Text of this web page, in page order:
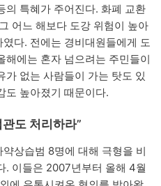
의 특혜가 주어진다. 화폐 교환
어느 해보다 도강 위험이 높아
다. 전에는 경비대원들에게 도
해에는 혼자 넘으려는 주민들이
가 없는 사람들이 가는 탓도 있
도 높아졌기 때문이다.
도 처리하라”
상습범 8명에 대해 극형을 비
. 이들은 2007년부터 올해 4월